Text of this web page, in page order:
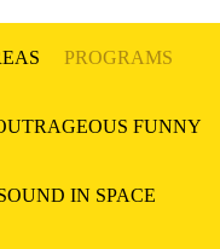
PROGRAMS
FUNNY
IN SPACE